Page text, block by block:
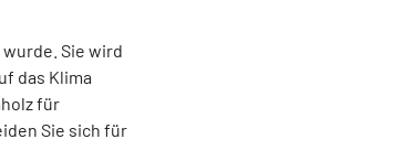
Sie wird
das Klima
für
Sie sich für